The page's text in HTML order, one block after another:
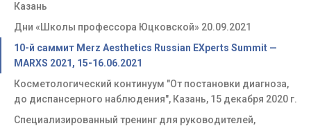
Казань
Дни «Школы профессора Юцковской» 20.09.2021
10-й саммит Merz Aesthetics Russian EXperts Summit —
MARXS 2021, 15-16.06.2021
Косметологический континуум "От постановки диагноза,
до диспансерного наблюдения", Казань, 15 декабря 2020 г.
Специализированный тренинг для руководителей,